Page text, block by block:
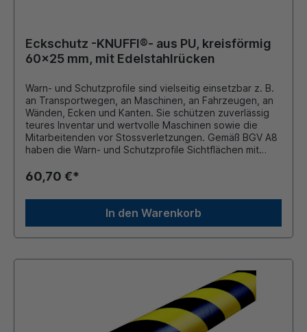
Eckschutz -KNUFFI®- aus PU, kreisförmig
60x25 mm, mit Edelstahlrücken
Warn- und Schutzprofile sind vielseitig einsetzbar z. B.
an Transportwegen, an Maschinen, an Fahrzeugen, an
Wänden, Ecken und Kanten. Sie schützen zuverlässig
teures Inventar und wertvolle Maschinen sowie die
Mitarbeitenden vor Stossverletzungen. Gemäß BGV A8
haben die Warn- und Schutzprofile Sichtflächen mit
Flurförderzeuge rot/weißen Diagonalstreifen. Das Profil
kann durch seinen Edelstahlrücken an unterschiedlichen
Untergründen angeschraubt werden und somit
vielseitig eingesetzt werden. Material aus FCKW
Farbabrieb geschützt temperaturbeständig von - 40 °C
brandgeprüft nach DIN 4102 B2. Farbe: gelb/schwarz
60,70 €*
In den Warenkorb